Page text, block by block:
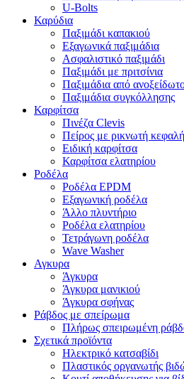
U-Bolts
Καρύδια
Παξιμάδι καπακιού
Εξαγωνικά παξιμάδια
Ασφαλιστικό παξιμάδι
Παξιμάδι με πριτσίνια
Παξιμάδια από
Παξιμάδια συγκόλλησης
Καρφίτσα
Πινέζα Clevis
Πείρος με ρικνωτή κεφαλή
Ειδική καρφίτσα
Καρφίτσα ελατηρίου
Ροδέλα
Ροδέλα EPDM
Εξαγωνική ροδέλα
Άλλο πλυντήριο
Ροδέλα ελατηρίου
Τετράγωνη ροδέλα
Wave Washer
Αγκυρα
Άγκυρα
Άγκυρα μανικιού
Άγκυρα σφήνας
Ράβδος με σπείρωμα
Πλήρως σπειρωμένη
Σχετικά προϊόντα
Ηλεκτρικό κατσαβίδι
Πλαστικός οργανωτής